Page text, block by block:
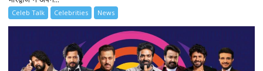
Celeb Talk Celebrities News